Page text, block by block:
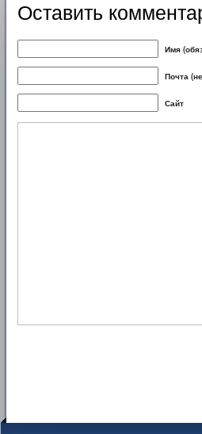
Оставить
Имя
Почта
Сайт